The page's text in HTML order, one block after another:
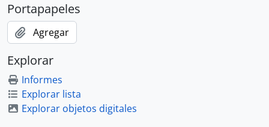
Portapapeles
Agregar
Explorar
Informes
Explorar lista
Explorar objetos digitales